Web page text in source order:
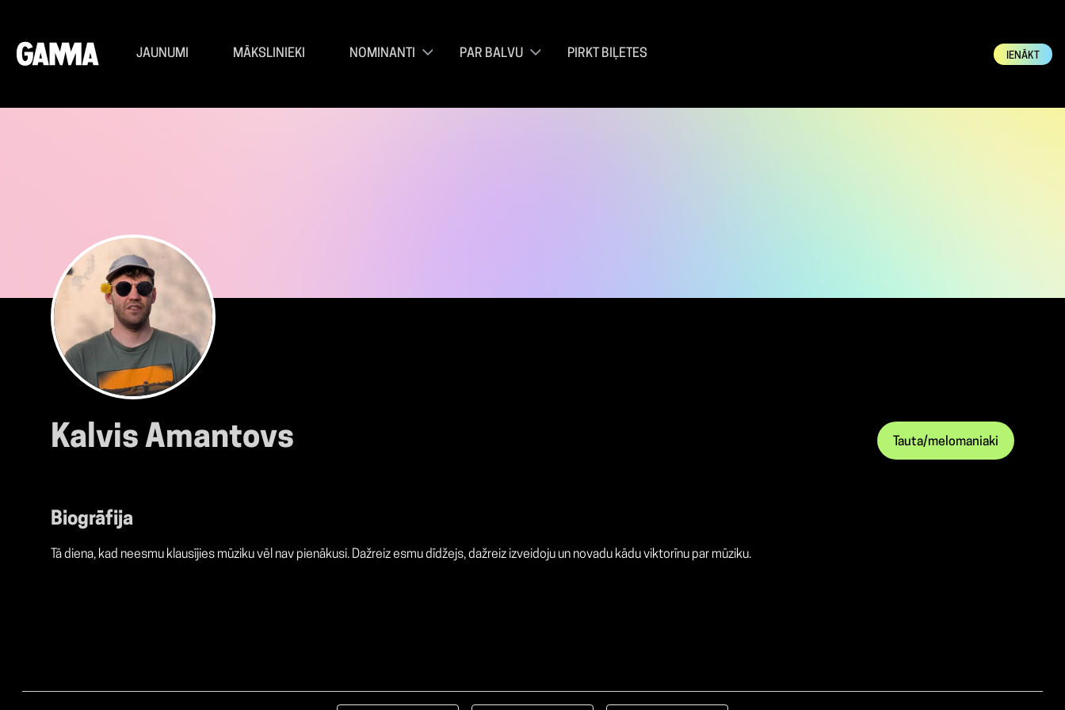
JAUNUMI MĀKSLINIEKI NOMINANTI PAR BALVU PIRKT BIĻETES IENĀKT
Kalvis Amantovs Tauta/melomaniaki
Biogrāfija
Tā diena, kad neesmu klausījies mūziku vēl nav pienākusi. Dažreiz esmu dīdžejs, dažreiz izveidoju un novadu kādu viktorīnu par mūziku.